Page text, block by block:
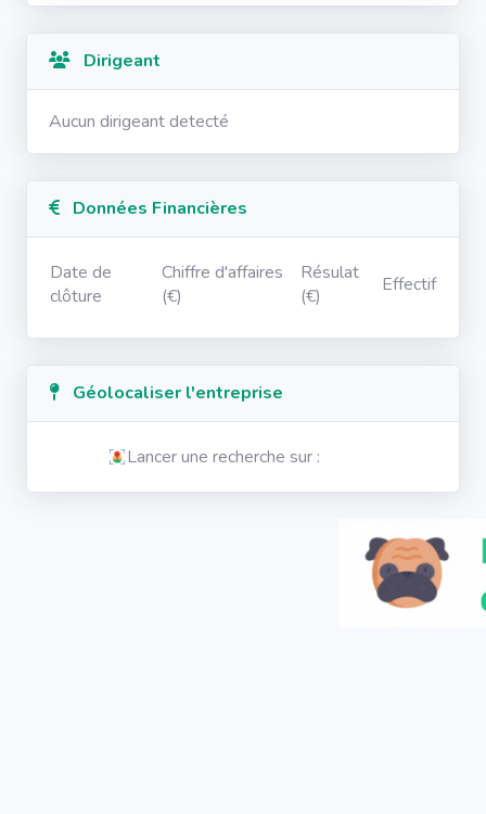
Dirigeant
Aucun dirigeant detecté
Données Financières
Date de
clôture
Chiffre d'affaires
(€)
Résulat
(€)
Effectif
Géolocaliser l'entreprise
Lancer une recherche sur :